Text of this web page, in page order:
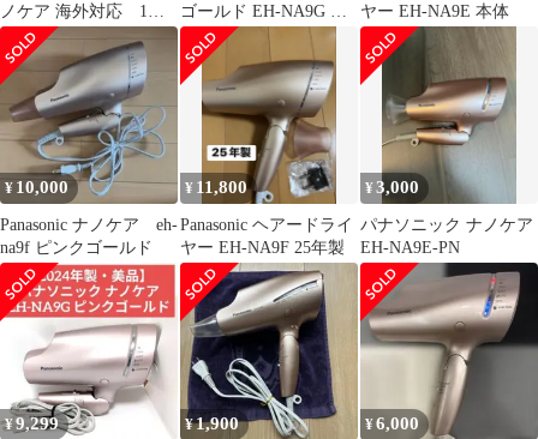
ノケア 海外対応 1度
のみ使用 美品
ゴールド EH-NA9G ナ
ノケア
ヤー EH-NA9E 本体
¥ 10,000
Panasonic ナノケア eh-
na9f ピンクゴールド
¥ 11,800
Panasonic ヘアードライ
ヤー EH-NA9F 25年製
¥3,000
パナソニック ナノケア
EH-NA9E-PN
¥9,299 ¥1,900 ¥6,000